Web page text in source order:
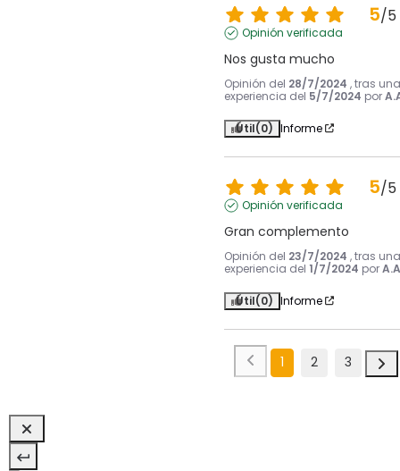
5/5
Opinión verificada
Nos gusta mucho
Opinión del 28/7/2024 , tras una
experiencia del 5/7/2024 por
Útil(0) Informe
5/5
Opinión verificada
Gran complemento
Opinión del 23/7/2024 , tras una
experiencia del 1/7/2024 por
Útil(0) Informe
1 2 3